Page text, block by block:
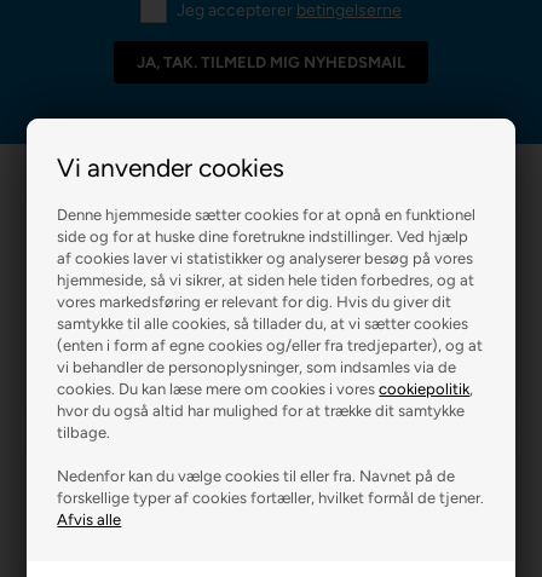
Vi anvender cookies
Denne hjemmeside sætter cookies for at opnå en funktionel
side og for at huske dine foretrukne indstillinger. Ved hjælp
af cookies laver vi statistikker og analyserer besøg på vores
hjemmeside, så vi sikrer, at siden hele tiden forbedres, og at
vores markedsføring er relevant for dig. Hvis du giver dit
samtykke til alle cookies, så tillader du, at vi sætter cookies
(enten i form af egne cookies og/eller fra tredjeparter), og at
vi behandler de personoplysninger, som indsamles via de
cookies. Du kan læse mere om cookies i vorescookiepolitik,
hvor du også altid har mulighed for at trække dit samtykke
tilbage.
Nedenfor kan du vælge cookies til eller fra. Navnet på de
forskellige typer af cookies fortæller, hvilket formål de tjener.
Jeg accepterer betingelserne
R2 MALERFIRMA R2 FARVEHANDEL